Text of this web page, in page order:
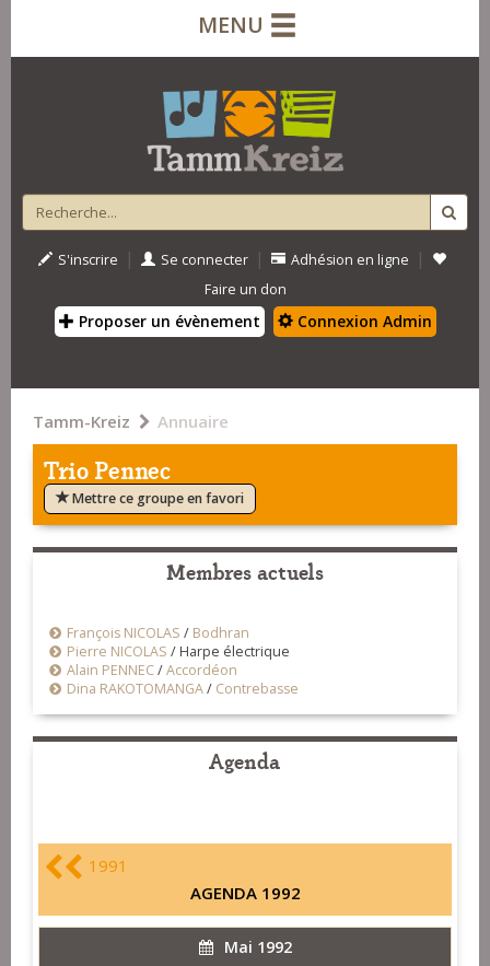
MENU
S'inscrire | Se connecter | Adhésion en ligne |
Faire un don
Proposer un évènement Connexion Admin
Tamm-Kreiz Annuaire
Trio Pennec
Mettre ce groupe en favori
Membres actuels
François NICOLAS / Bodhran
Pierre NICOLAS / Harpe électrique
Alain PENNEC/Accordéon
Dina RAKOTOMANGA/ Contrebasse
Agenda
1991
AGENDA 1992
Mai 1992